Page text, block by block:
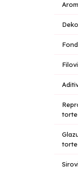
Filovi
torte
torte